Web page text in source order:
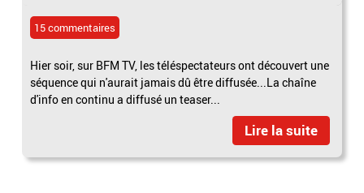
15 commentaires
Hier soir, sur BFM TV, les téléspectateurs ont découvert une
séquence qui n'aurait jamais dû être diffusée...La chaîne
d'info en continu a diffusé un teaser...
Lire la suite